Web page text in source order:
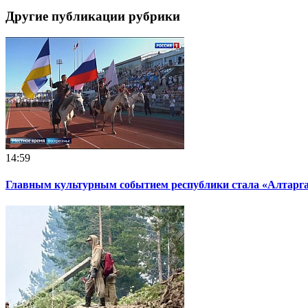
Другие публикации рубрики
14:59
Главным культурным событием республики стала